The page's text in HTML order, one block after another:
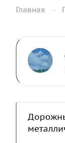
Главная —